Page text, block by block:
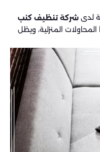
لدى شركة تنظيف كنب
المنزلية، ويظل